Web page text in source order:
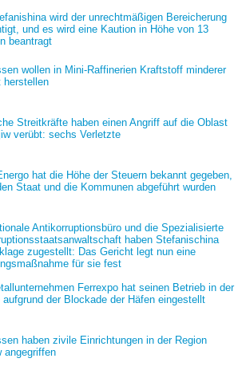
wird der unrechtmäßigen Bereicherung
und es wird eine Kaution in Höhe von 13
beantragt
wollen in Mini-Raffinerien Kraftstoff minderer
herstellen
Streitkräfte haben einen Angriff auf die Oblast
verübt: sechs Verletzte
hat die Höhe der Steuern bekannt gegeben,
Staat und die Kommunen abgeführt wurden
Antikorruptionsbüro und die Spezialisierte
haben Stefanischina
zugestellt: Das Gericht legt nun eine
für sie fest
Ferrexpo hat seinen Betrieb in der
aufgrund der Blockade der Häfen eingestellt
haben zivile Einrichtungen in der Region
angegriffen